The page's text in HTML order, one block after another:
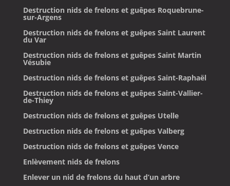
Destruction nids de frelons et guêpes Roquebrune-
sur-Argens
Destruction nids de frelons et guêpes Saint Laurent
du Var
Destruction nids de frelons et guêpes Saint Martin
Vésubie
Destruction nids de frelons et guêpes Saint-Raphaël
Destruction nids de frelons et guêpes Saint-Vallier-
de-Thiey
Destruction nids de frelons et guêpes Utelle
Destruction nids de frelons et guêpes Valberg
Destruction nids de frelons et guêpes Vence
Enlèvement nids de frelons
Enlever un nid de frelons du haut d’un arbre